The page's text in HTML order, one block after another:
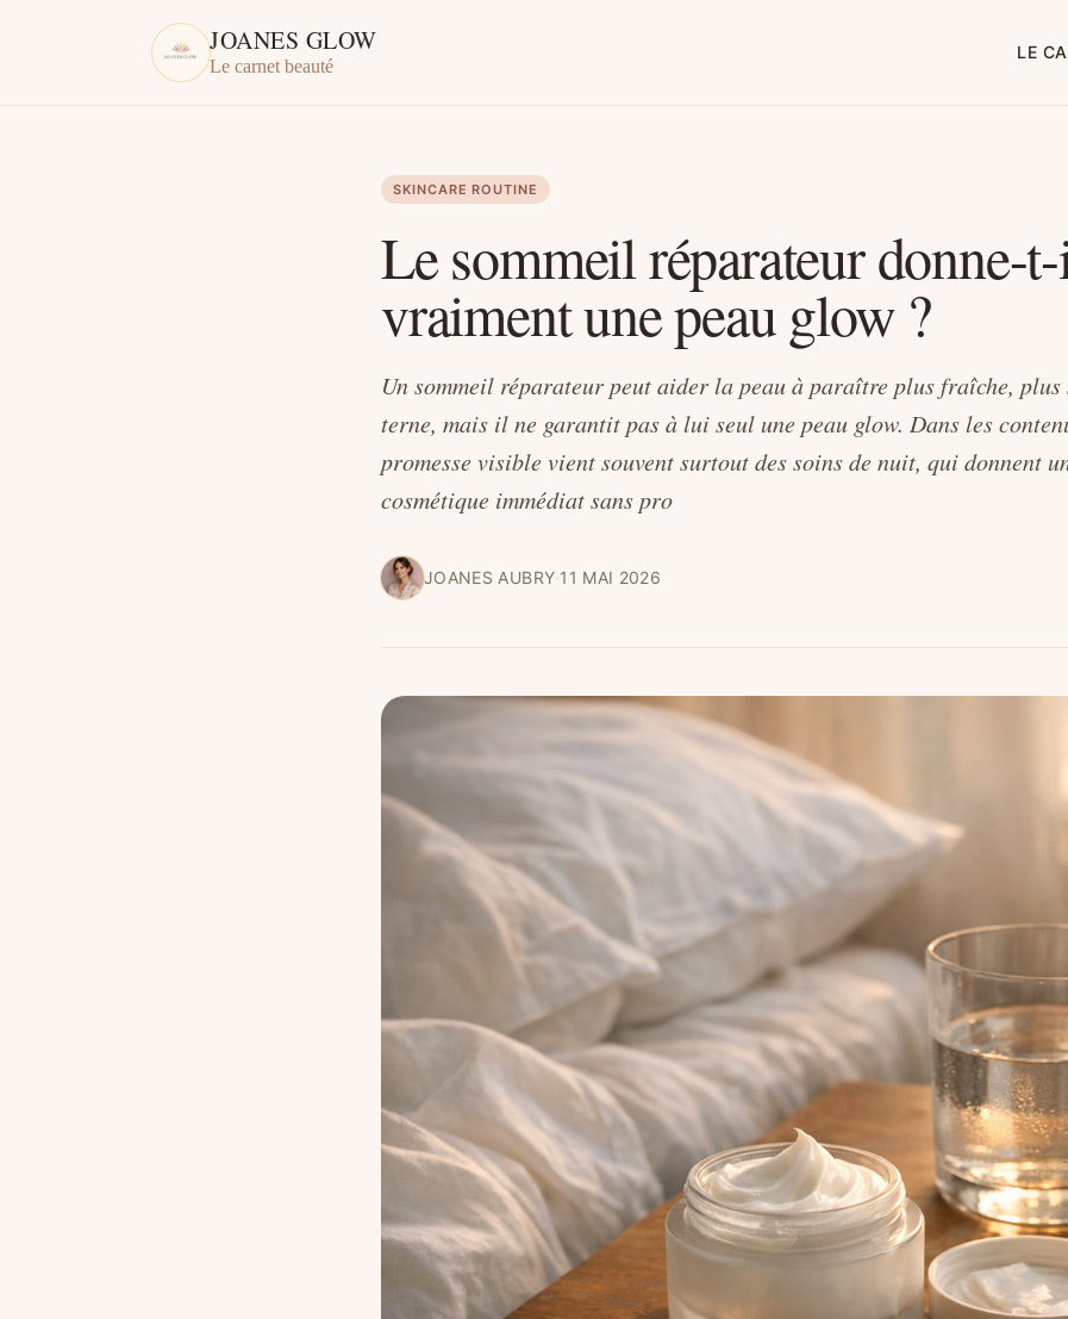
JOANES GLOW
Le carnet beauté
LE
SKINCARE ROUTINE
Le sommeil réparateur donne-
vraiment une peau glow ?
Un sommeil réparateur peut aider la peau à paraître plus fraîche, plus
terne, mais il ne garantit pas à lui seul une peau glow. Dans les
promesse visible vient souvent surtout des soins de nuit, qui donnent
cosmétique immédiat sans pro
JOANES AUBRY·11 MAI 2026